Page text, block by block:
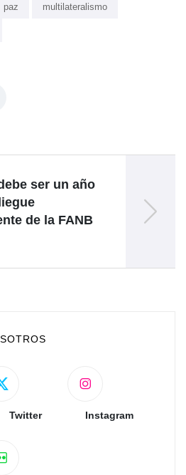
paz multilateralismo
ser un año
de la FANB
Twitter Instagram